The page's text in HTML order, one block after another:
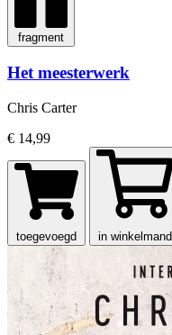
fragment
Het meesterwerk
Chris Carter
€ 14,99
toegevoegd in winkelmand